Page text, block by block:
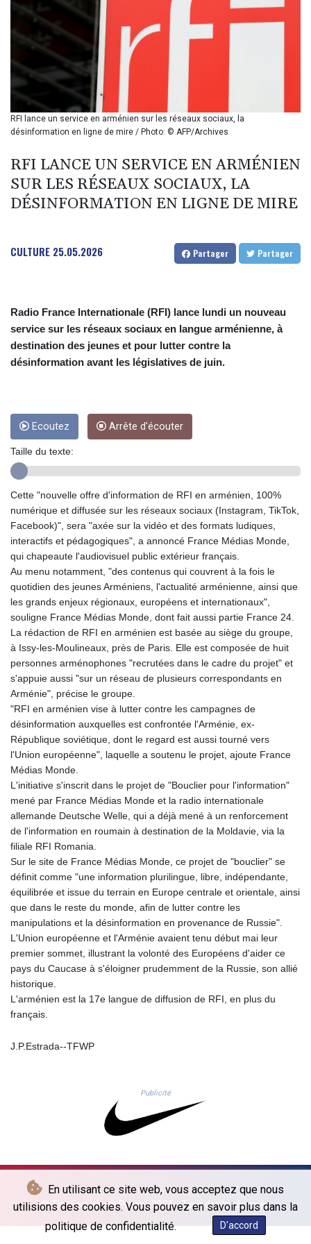
En utilisant ce site web, vous acceptez que nous
utilisions des cookies. Vous pouvez en savoir plus dans la
politique de confidentialité.
D'accord
BND 1.281981
BOB 12.092258
BYR 19600
CDF
CHF 0.81057
CLF 0.023103
CNH 6.748385
COP 3165.55
CUP 26.5
CVE 95.518807
EUR 0.86707
FJD 2.21295
FKP 0.742819
GBP 0.74295
GEL 2.615034
GGP 0.742819
GHS 11.751814
GIP 0.742819
GMD 73.496998
GNF
8780.470902
GTQ 7.628337
GYD 209.158083
HKD 7.844705
HNL 26.796086
HTG 130.718954
HUF 316.080502
IDR 17901
ILS 3.007702
INR 95.254898
IQD
1309.701703
IRR
ISK 123.469731
JEP 0.742819
JMD 158.474679
JOD 0.70901
JPY 158.299704
KES 129.359593
KGS 87.450107
KHR
KMF 426.999942
LRD 180.459725
LTL 2.95274
LVL 0.60489
LYD 6.373118
RFI lance un service en arménien sur les réseaux sociaux, la
désinformation en ligne de mire / Photo: © AFP/Archives
RFI LANCE UN SERVICE EN ARMÉNIEN
SUR LES RÉSEAUX SOCIAUX, LA
DÉSINFORMATION EN LIGNE DE MIRE
CULTURE 25.05.2026 Partager Partager
Radio France Internationale (RFI) lance lundi un nouveau
service sur les réseaux sociaux en langue arménienne, à
destination des jeunes et pour lutter contre la
désinformation avant les législatives de juin.
Ecoutez Arrête d'écouter
Taille du texte:
Cette "nouvelle offre d'information de RFI en arménien, 100%
numérique et diffusée sur les réseaux sociaux (Instagram, TikTok,
Facebook)", sera "axée sur la vidéo et des formats ludiques,
interactifs et pédagogiques", a annoncé France Médias Monde,
qui chapeaute l'audiovisuel public extérieur français.
Au menu notamment, "des contenus qui couvrent à la fois le
quotidien des jeunes Arméniens, l'actualité arménienne, ainsi que
les grands enjeux régionaux, européens et internationaux",
souligne France Médias Monde, dont fait aussi partie France 24.
La rédaction de RFI en arménien est basée au siège du groupe,
à Issy-les-Moulineaux, près de Paris. Elle est composée de huit
personnes arménophones "recrutées dans le cadre du projet" et
s'appuie aussi "sur un réseau de plusieurs correspondants en
Arménie", précise le groupe.
"RFI en arménien vise à lutter contre les campagnes de
désinformation auxquelles est confrontée l'Arménie, ex-
République soviétique, dont le regard est aussi tourné vers
l'Union européenne", laquelle a soutenu le projet, ajoute France
Médias Monde.
L'initiative s'inscrit dans le projet de "Bouclier pour l'information"
mené par France Médias Monde et la radio internationale
allemande Deutsche Welle, qui a déjà mené à un renforcement
de l'information en roumain à destination de la Moldavie, via la
filiale RFI Romania.
Sur le site de France Médias Monde, ce projet de "bouclier" se
définit comme "une information plurilingue, libre, indépendante,
équilibrée et issue du terrain en Europe centrale et orientale, ainsi
que dans le reste du monde, afin de lutter contre les
manipulations et la désinformation en provenance de Russie".
L'Union européenne et l'Arménie avaient tenu début mai leur
premier sommet, illustrant la volonté des Européens d'aider ce
pays du Caucase à s'éloigner prudemment de la Russie, son allié
historique.
L'arménien est la 17e langue de diffusion de RFI, en plus du
français.
J.P.Estrada--TFWP
Publicité
© The Fort Worth Press - 2026 - Tous droits réservés